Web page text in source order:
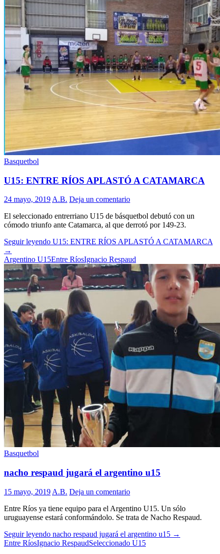
Basquetbol
U15: ENTRE RÍOS APLASTÓ A CATAMARCA
24 mayo, 2019 A.B. Deja un comentario
El seleccionado entrerriano U15 de básquetbol debutó con un
cómodo triunfo ante Catamarca, al que derrotó por 149-23.
Seguir leyendo U15: ENTRE RÍOS APLASTÓ A CATAMARCA
→
Argentino U15Entre RíosIgnacio Respaud
Basquetbol
nacho respaud jugará el argentino u15
15 mayo, 2019 A.B. Deja un comentario
Entre Ríos ya tiene equipo para el Argentino U15. Un sólo
uruguayense estará conformándolo. Se trata de Nacho Respaud.
Seguir leyendo nacho respaud jugará el argentino u15 →
Entre RíosIgnacio RespaudSeleccionado U15